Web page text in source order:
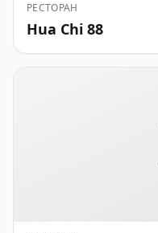
РЕСТОРАН
Hua Chi 88